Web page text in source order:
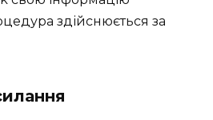
здійснюється за